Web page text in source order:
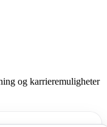
og karrieremuligheter